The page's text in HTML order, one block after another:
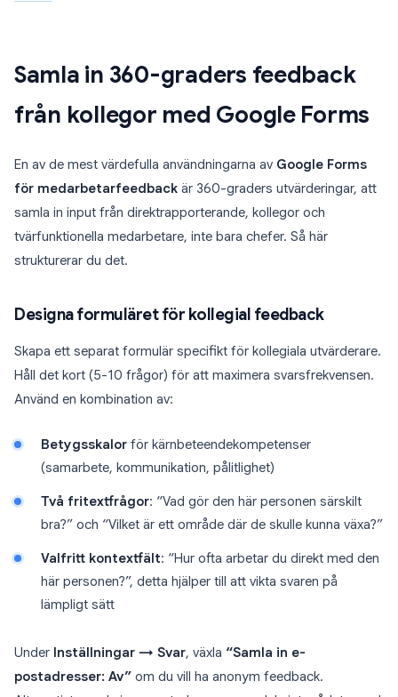
Samla in 360-graders feedback
från kollegor med Google Forms
En av de mest värdefulla användningarna av Google Forms
för medarbetarfeedback är 360-graders utvärderingar, att
samla in input från direktrapporterande, kollegor och
tvärfunktionella medarbetare, inte bara chefer. Så här
strukturerar du det.
Designa formuläret för kollegial feedback
Skapa ett separat formulär specifikt för kollegiala utvärderare.
Håll det kort (5-10 frågor) för att maximera svarsfrekvensen.
Använd en kombination av:
Betygsskalor för kärnbeteendekompetenser
(samarbete, kommunikation, pålitlighet)
Två fritextfrågor: “Vad gör den här personen särskilt
bra?” och “Vilket är ett område där de skulle kunna växa?”
Valfritt kontextfält: “Hur ofta arbetar du direkt med den
här personen?”, detta hjälper till att vikta svaren på
lämpligt sätt
Under Inställningar → Svar, växla “Samla in e-
postadresser: Av” om du vill ha anonym feedback.